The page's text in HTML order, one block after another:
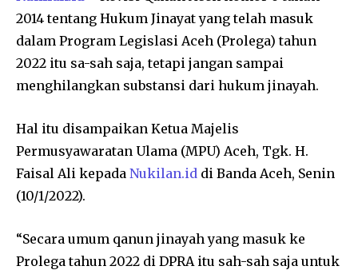
2014 tentang Hukum Jinayat yang telah masuk
dalam Program Legislasi Aceh (Prolega) tahun
2022 itu sa-sah saja, tetapi jangan sampai
menghilangkan substansi dari hukum jinayah.
Hal itu disampaikan Ketua Majelis
Permusyawaratan Ulama (MPU) Aceh, Tgk. H.
Faisal Ali kepada Nukilan.id di Banda Aceh, Senin
(10/1/2022).
“Secara umum qanun jinayah yang masuk ke
Prolega tahun 2022 di DPRA itu sah-sah saja untuk